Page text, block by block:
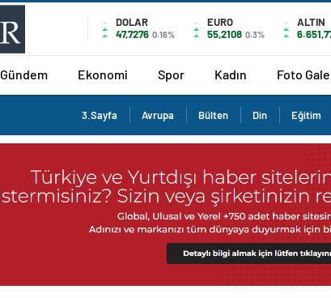
DOLAR
47,7276 0.16%
EURO
55,2108 0.3%
ALTIN
Gündem Ekonomi Spor Kadın Foto
3.Sayfa Avrupa Bülten Din Eğitim